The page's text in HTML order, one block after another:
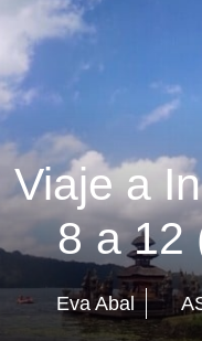
Viaje a
8 a 12
Eva Abal